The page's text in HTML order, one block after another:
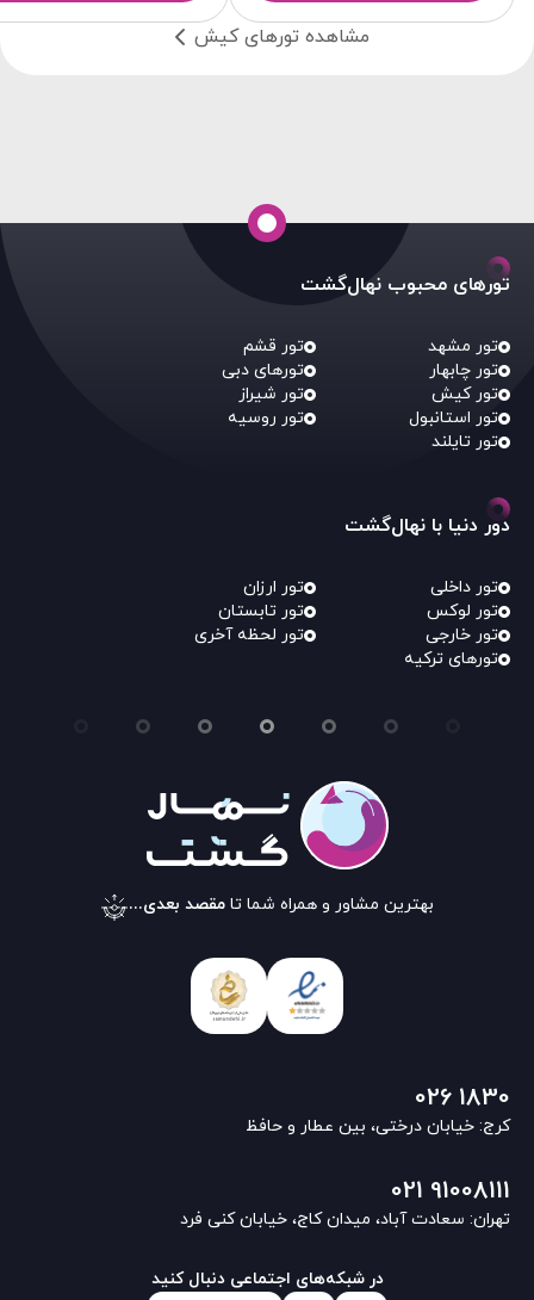
مشاهده تورهای کیش
تورهای محبوب نهال‌گشت
تور مشهد
تور قشم
تور چابهار
تورهای دبی
تور کیش
تور شیراز
تور استانبول
تور روسیه
تور تایلند
دور دنیا با نهال‌گشت
تور داخلی
تور ارزان
تور لوکس
تور تابستان
تور خارجی
تور لحظه آخری
تورهای ترکیه
بهترین مشاور و همراه شما تا مقصد بعدی...
026 1830
کرج: خیابان درختی، بین عطار و حافظ
021 91008111
تهران: سعادت آباد، میدان کاج، خیابان کنی فرد
در شبکه‌های اجتماعی دنبال کنید